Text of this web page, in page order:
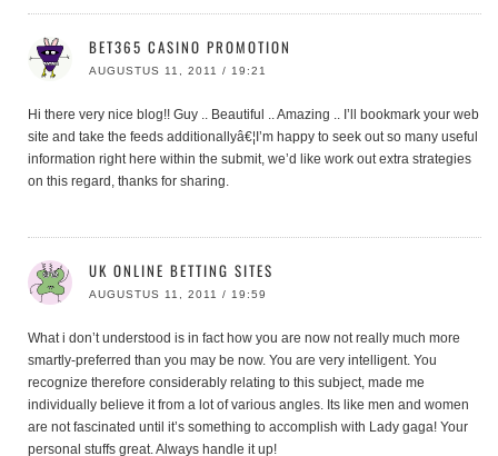
BET365 CASINO PROMOTION
AUGUSTUS 11, 2011 / 19:21
Hi there very nice blog!! Guy .. Beautiful .. Amazing .. I’ll bookmark your web
site and take the feeds additionallyâ€¦I’m happy to seek out so many useful
information right here within the submit, we’d like work out extra strategies
on this regard, thanks for sharing.
UK ONLINE BETTING SITES
AUGUSTUS 11, 2011 / 19:59
What i don’t understood is in fact how you are now not really much more
smartly-preferred than you may be now. You are very intelligent. You
recognize therefore considerably relating to this subject, made me
individually believe it from a lot of various angles. Its like men and women
are not fascinated until it’s something to accomplish with Lady gaga! Your
personal stuffs great. Always handle it up!